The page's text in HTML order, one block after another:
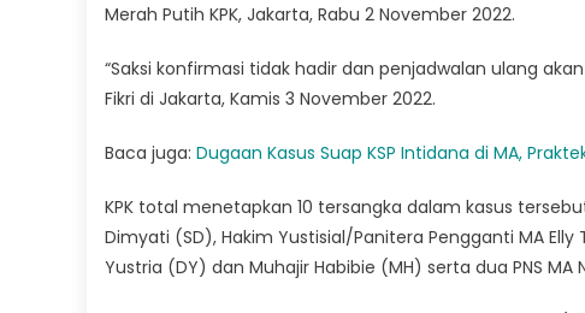
Merah Putih KPK, Jakarta, Rabu 2 November 2022.
“Saksi konfirmasi tidak hadir dan penjadwalan ulang
Fikri di Jakarta, Kamis 3 November 2022.
Baca juga: Dugaan Kasus Suap KSP Intidana di MA,
KPK total menetapkan 10 tersangka dalam kasus
Dimyati (SD), Hakim Yustisial/Panitera Pengganti MA Elly
Yustria (DY) dan Muhajir Habibie (MH) serta dua PNS